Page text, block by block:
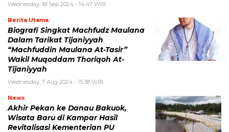
Wednesday, 18 Sep 2024 - 14:47 WIB
Berita Utama
Biografi Singkat Machfudz Maulana
Dalam Tarikat Tijaniyyah
“Machfuddin Maulana At-Tasir”
Wakil Muqoddam Thoriqoh At-
Tijaniyyah
Wednesday, 7 Aug 2024 - 15:38 WIB
News
Akhir Pekan ke Danau Bakuok,
Wisata Baru di Kampar Hasil
Revitalisasi Kementerian PU